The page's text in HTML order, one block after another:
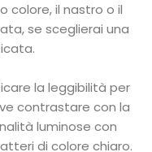
colore, il nastro o il
se sceglierai una
la leggibilità per
contrastare con la
luminose con
di colore chiaro.